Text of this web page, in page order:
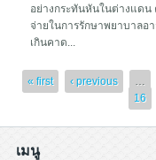
อย่างกระทันหันในต่างแดน
จ่ายในการรักษาพยาบาลอา
เกินคาด...
Pages
« first ‹ previous …
16
เมนู